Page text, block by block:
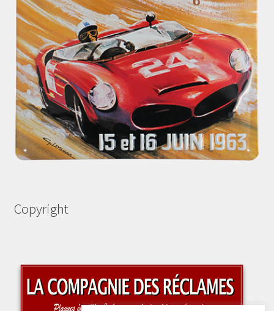
Copyright